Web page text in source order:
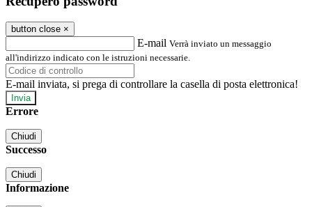
button close ×
E-mail Verrà inviato un messaggio
all'indirizzo indicato con le istruzioni necessarie.
E-mail inviata, si prega di controllare la casella di posta elettronica!
Errore
Chiudi
Successo
Chiudi
Informazione